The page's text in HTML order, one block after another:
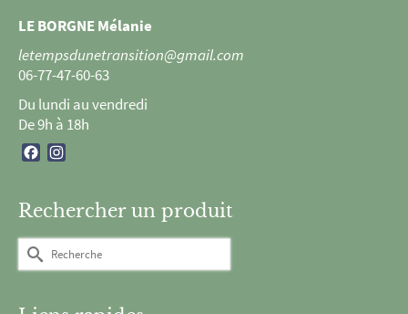
LE BORGNE Mélanie
letempsdunetransition@gmail.com
06-77-47-60-63
Du lundi au vendredi
De 9h à 18h
Facebook
Rechercher un produit
Rechercher :